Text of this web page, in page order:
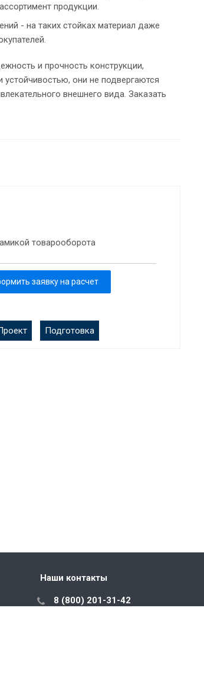
продукции.
- на таких стойках материал даже
и прочность конструкции,
они не подвергаются
внешнего вида. Заказать
товарооборота
заявку на расчет
Подготовка
Наши контакты
8 (800) 201-31-42